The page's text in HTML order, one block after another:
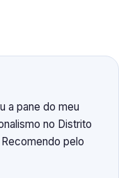
a pane do meu
no Distrito
Recomendo pelo